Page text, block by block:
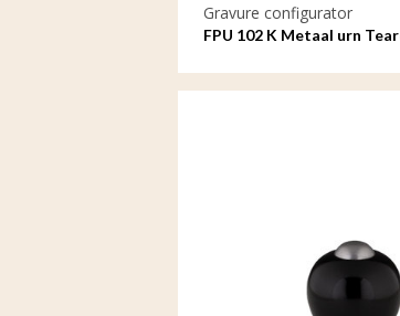
Gravure configurator
FPU 102 K Metaal urn